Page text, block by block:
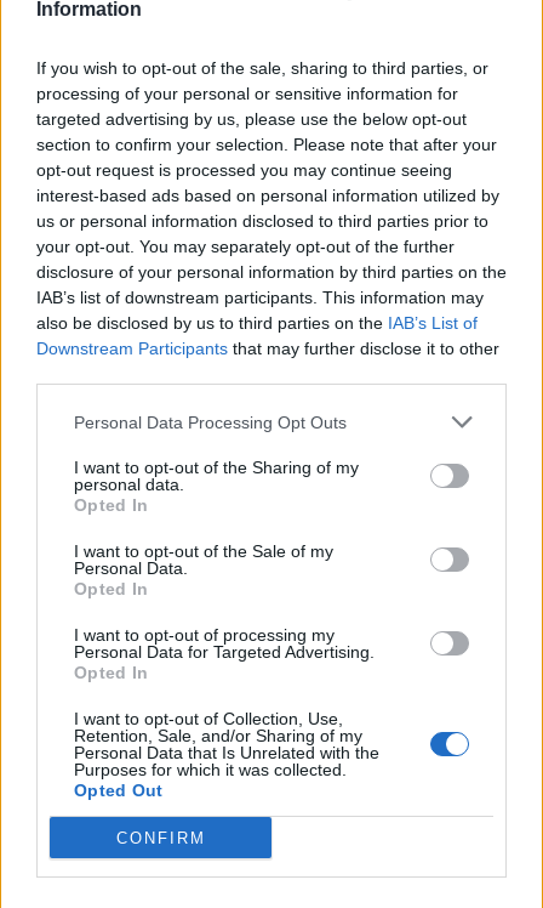
Information
If you wish to opt-out of the sale, sharing to third parties, or
processing of your personal or sensitive information for
targeted advertising by us, please use the below opt-out
section to confirm your selection. Please note that after your
opt-out request is processed you may continue seeing
interest-based ads based on personal information utilized by
us or personal information disclosed to third parties prior to
your opt-out. You may separately opt-out of the further
disclosure of your personal information by third parties on the
IAB’s list of downstream participants. This information may
also be disclosed by us to third parties on the IAB’s List of
Downstream Participants that may further disclose it to other
Personal Data Processing Opt Outs
I want to opt-out of the Sharing of my
personal data.
Opted In
I want to opt-out of the Sale of my
Personal Data.
Opted In
I want to opt-out of processing my
Personal Data for Targeted Advertising.
Opted In
I want to opt-out of Collection, Use,
Retention, Sale, and/or Sharing of my
Personal Data that Is Unrelated with the
Purposes for which it was collected.
Opted Out
CONFIRM
Parentesi a dire la sua.
Via Confalonieri, 5
Castronno
Tutti gli eventi
diagosto
PIÙ INFORMAZIONI SU
arte terapia
situazionismo
alberto lavit
LEGGI GLI ALTRI ARTICOLI DI
SALUTE